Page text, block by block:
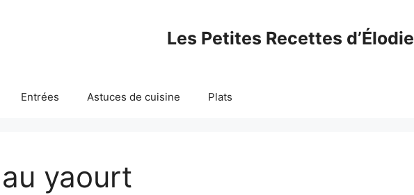
Les Petites Recettes d’Élodie
Entrées Astuces de cuisine Plats
yaourt